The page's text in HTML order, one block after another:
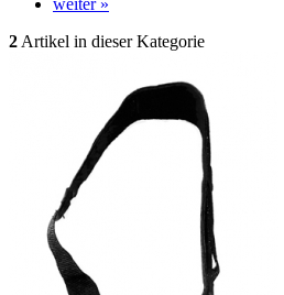
weiter »
2 Artikel in dieser Kategorie